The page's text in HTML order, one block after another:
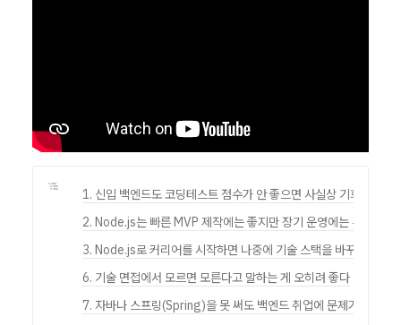
1. 신입 백엔드도 코딩테스트 점수가 안 좋으면 사실상 기회가 없다
2. Node.js는 빠른 MVP 제작에는 좋지만 장기 운영에는 부적합하
3. Node.js로 커리어를 시작하면 나중에 기술 스택을 바꾸기 어렵
6. 기술 면접에서 모르면 모른다고 말하는 게 오히려 좋다
7. 자바나 스프링(Spring)을 못 써도 백엔드 취업에 문제가 없다?